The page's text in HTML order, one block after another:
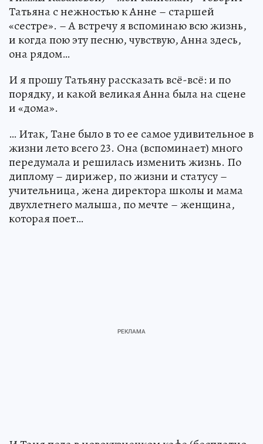
Татьяна с нежностью к Анне – старшей
«сестре». – А встречу я вспоминаю всю жизнь,
и когда пою эту песню, чувствую, Анна здесь,
она рядом…
И я прошу Татьяну рассказать всё-всё: и по
порядку, и какой великая Анна была на сцене
и «дома».
… Итак, Тане было в то ее самое удивительное в
жизни лето всего 23. Она (вспоминает) много
передумала и решилась изменить жизнь. По
диплому – дирижер, по жизни и статусу –
учительница, жена директора школы и мама
двухлетнего малыша, по мечте – женщина,
которая поет…